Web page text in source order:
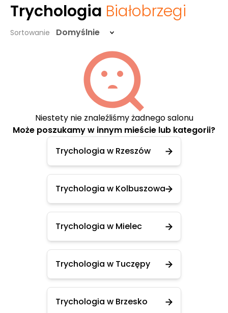
Trychologia Białobrzegi
Sortowanie Domyślnie
Niestety nie znaleźliśmy żadnego salonu
Może poszukamy w innym mieście lub kategorii?
Trychologia w Rzeszów
Trychologia w Kolbuszowa
Trychologia w Mielec
Trychologia w Tuczępy
Trychologia w Brzesko